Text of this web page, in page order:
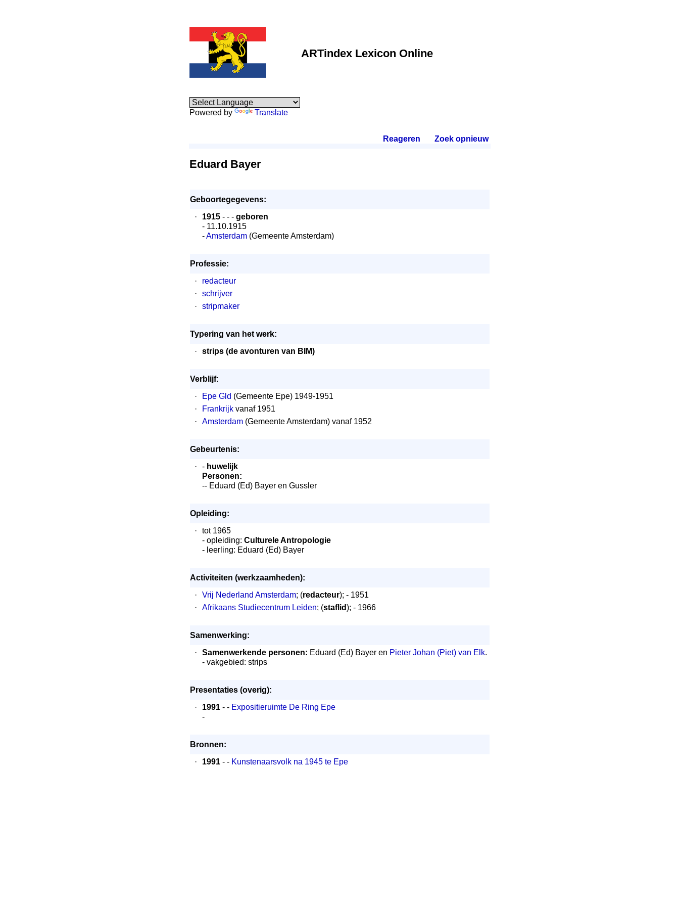
ARTindex Lexicon Online
Powered by Translate
Reageren Zoek opnieuw.
Eduard Bayer
Geboortegegevens:
·
1915- - - geboren
- 11.10.1915
-Amsterdam(Gemeente Amsterdam)
Professie:
·
redacteur
·
schrijver
·
stripmaker
Typering van het werk:
·
strips (de avonturen van BIM)
Verblijf:
·
Epe Gld (Gemeente Epe) 1949-1951
·
Frankrijkvanaf 1951
·
Amsterdam(Gemeente Amsterdam) vanaf 1952
Gebeurtenis:
·
- huwelijk
Personen:
-- Eduard (Ed) Bayer en Gussler
Opleiding:
·
tot 1965
- opleiding: Culturele Antropologie
- leerling: Eduard (Ed) Bayer
Activiteiten (werkzaamheden):
·
Vrij Nederland Amsterdam; (redacteur); - 1951
·
Afrikaans Studiecentrum Leiden; (staflid); - 1966
Samenwerking:
·
Samenwerkende personen: Eduard (Ed) Bayer en Pieter Johan (Piet) van Elk.
- vakgebied: strips
Presentaties (overig):
·
1991- - Expositieruimte De Ring Epe
-
Bronnen:
·
1991- - Kunstenaarsvolk na 1945 te Epe